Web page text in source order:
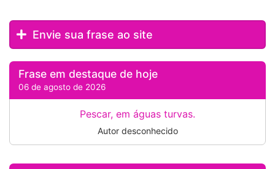
Envie sua frase ao site
Frase em destaque de hoje
06 de agosto de 2026
Pescar, em águas turvas.
Autor desconhecido